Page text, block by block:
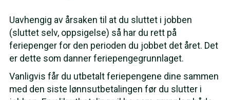
Uavhengig av årsaken til at du sluttet i jobben
(sluttet selv, oppsigelse) så har du rett på
feriepenger for den perioden du jobbet det året. Det
er dette som danner feriepengegrunnlaget.
Vanligvis får du utbetalt feriepengene dine sammen
med den siste lønnsutbetalingen før du slutter i